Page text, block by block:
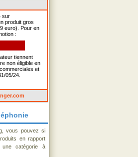
sur
produit gros
euro). Pour en
:
tiennent
non éligible en
et
05/24.
vous pouvez si
en rapport
catégorie à